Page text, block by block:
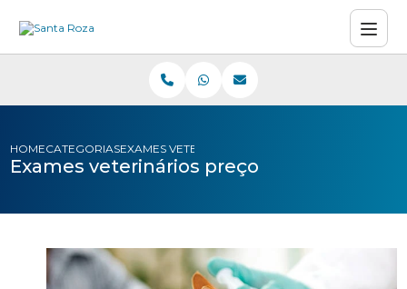
HOMECATEGORIASEXAMES VETERINARIOS PRECO
Exames veterinários preço